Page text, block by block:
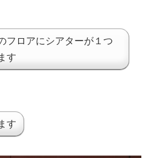
フロアにシアターが１つ
す
す